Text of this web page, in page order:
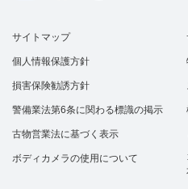
サイトマップ
個人情報保護方針
損害保険勧誘方針
警備業法第6条に関わる標識の掲示
古物営業法に基づく表示
ボディカメラの使用について